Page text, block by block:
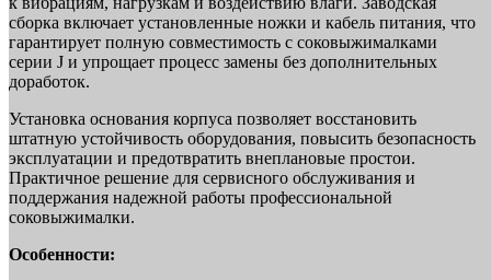
сборка включает установленные ножки и кабель питания, что
гарантирует полную совместимость с соковыжималками
серии J и упрощает процесс замены без дополнительных
доработок.
Установка основания корпуса позволяет восстановить
штатную устойчивость оборудования, повысить безопасность
эксплуатации и предотвратить внеплановые простои.
Практичное решение для сервисного обслуживания и
поддержания надежной работы профессиональной
соковыжималки.
Особенности: